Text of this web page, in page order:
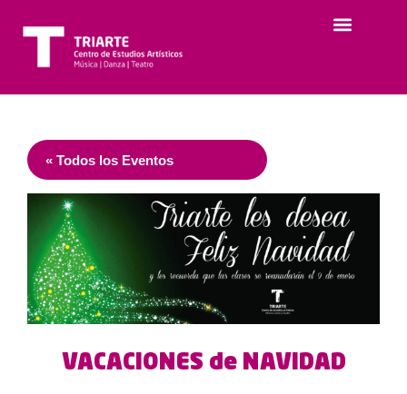
« Todos los Eventos
VACACIONES de NAVIDAD